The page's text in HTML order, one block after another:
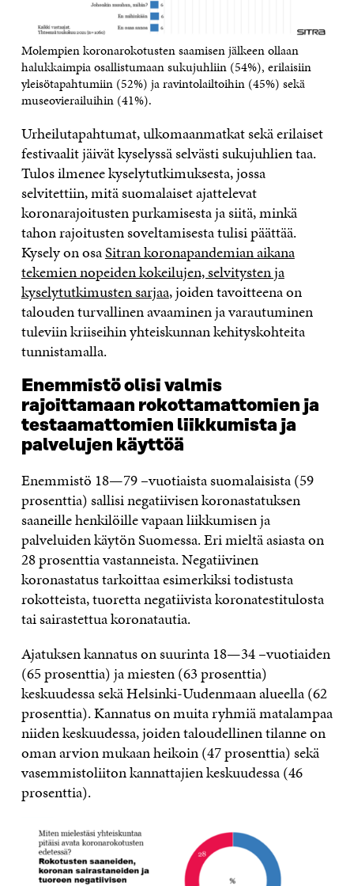
Molempien koronarokotusten saamisen jälkeen ollaan
halukkaimpia osallistumaan sukujuhliin (54%), erilaisiin
yleisötapahtumiin (52%) ja ravintolailtoihin (45%) sekä
museovierailuihin (41%).
Urheilutapahtumat, ulkomaanmatkat sekä erilaiset
festivaalit jäivät kyselyssä selvästi sukujuhlien taa.
Tulos ilmenee kyselytutkimuksesta, jossa
selvitettiin, mitä suomalaiset ajattelevat
koronarajoitusten purkamisesta ja siitä, minkä
tahon rajoitusten soveltamisesta tulisi päättää.
Kysely on osaSitran koronapandemian aikana
tekemien nopeiden kokeilujen, selvitysten ja
kyselytutkimusten sarjaa, joiden tavoitteena on
talouden turvallinen avaaminen ja varautuminen
tuleviin kriiseihin yhteiskunnan kehityskohteita
tunnistamalla.
Enemmistö olisi valmis
rajoittamaan rokottamattomien ja
testaamattomien liikkumista ja
palvelujen käyttöä
Enemmistö 18—79 –vuotiaista suomalaisista (59
prosenttia) sallisi negatiivisen koronastatuksen
saaneille henkilöille vapaan liikkumisen ja
palveluiden käytön Suomessa. Eri mieltä asiasta on
28 prosenttia vastanneista. Negatiivinen
koronastatus tarkoittaa esimerkiksi todistusta
rokotteista, tuoretta negatiivista koronatestitulosta
tai sairastettua koronatautia.
Ajatuksen kannatus on suurinta 18—34 –vuotiaiden
(65 prosenttia) ja miesten (63 prosenttia)
keskuudessa sekä Helsinki-Uudenmaan alueella (62
prosenttia). Kannatus on muita ryhmiä matalampaa
niiden keskuudessa, joiden taloudellinen tilanne on
oman arvion mukaan heikoin (47 prosenttia) sekä
vasemmistoliiton kannattajien keskuudessa (46
prosenttia).